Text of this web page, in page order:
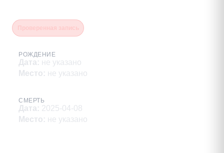
РОЖДЕНИЕ
Дата: не указано
Место: не указано
СМЕРТЬ
Дата: 2025-04-08
Место: не указано